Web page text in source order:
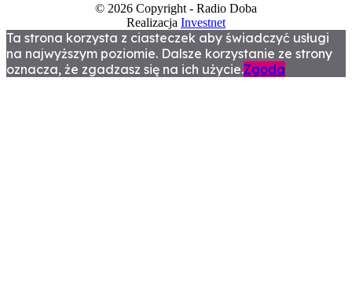
© 2026 Copyright - Radio Doba
Realizacja Investnet
Ta strona korzysta z ciasteczek aby świadczyć usługi
na najwyższym poziomie. Dalsze korzystanie ze strony
oznacza, że zgadzasz się na ich użycie.Zgoda